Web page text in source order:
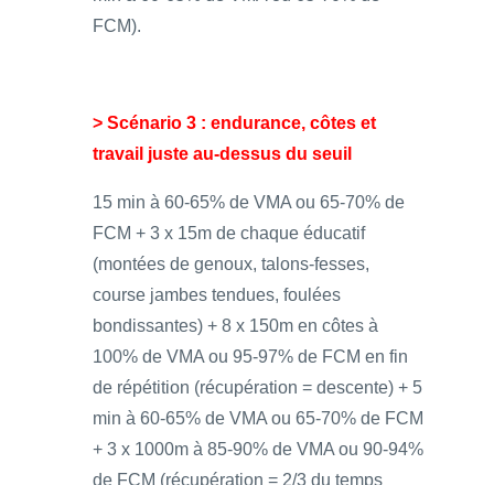
FCM).
> Scénario 3 : endurance, côtes et
travail juste au-dessus du seuil
15 min à 60-65% de VMA ou 65-70% de
FCM + 3 x 15m de chaque éducatif
(montées de genoux, talons-fesses,
course jambes tendues, foulées
bondissantes) + 8 x 150m en côtes à
100% de VMA ou 95-97% de FCM en fin
de répétition (récupération = descente) + 5
min à 60-65% de VMA ou 65-70% de FCM
+ 3 x 1000m à 85-90% de VMA ou 90-94%
de FCM (récupération = 2/3 du temps